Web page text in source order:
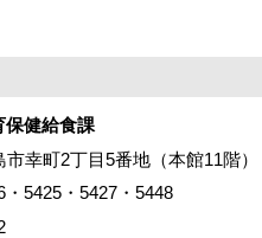
健給食課
幸町2丁目5番地（本館11階）
5425・5427・5448